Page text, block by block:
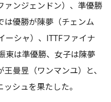
ァンジェンドン）、準優勝
は優勝が陳夢（チェンム
ーシャ）、ITTFファイナ
東は準優勝、女子は陳夢
曼昱（ワンマンユ）と、
シュを果たした。